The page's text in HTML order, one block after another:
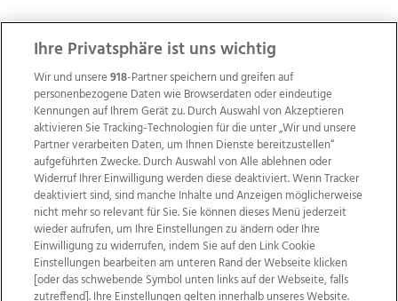
ZUR NACHRICHTENÜBERSICHT
Wir über uns Mediadaten Kontakt
Jobs
Ihre Privatsphäre ist uns wichtig
Wir und unsere918-Partner speichern und greifen auf
personenbezogene Daten wie Browserdaten oder eindeutige
Kennungen auf Ihrem Gerät zu. Durch Auswahl von Akzeptieren
aktivieren Sie Tracking-Technologien für die unter „Wir und unsere
Partner verarbeiten Daten, um Ihnen Dienste bereitzustellen“
aufgeführten Zwecke. Durch Auswahl von Alle ablehnen oder
Widerruf Ihrer Einwilligung werden diese deaktiviert. Wenn Tracker
deaktiviert sind, sind manche Inhalte und Anzeigen möglicherweise
nicht mehr so relevant für Sie. Sie können dieses Menü jederzeit
wieder aufrufen, um Ihre Einstellungen zu ändern oder Ihre
Einwilligung zu widerrufen, indem Sie auf den Link Cookie
Einstellungen bearbeiten am unteren Rand der Webseite klicken
[oder das schwebende Symbol unten links auf der Webseite, falls
zutreffend]. Ihre Einstellungen gelten innerhalb unseres Website.